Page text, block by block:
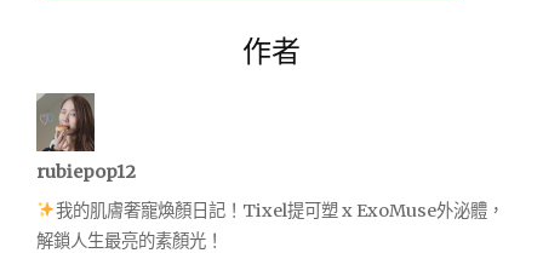
作者
rubiepop12
我的肌膚奢寵煥顏日記！Tixel提可塑 x ExoMuse外泌體，
解鎖人生最亮的素顏光！